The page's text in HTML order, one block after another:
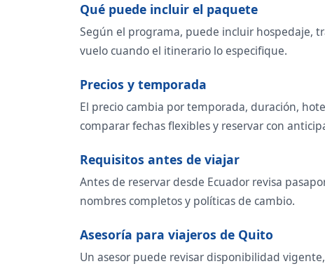
Qué puede incluir el paquete
Según el programa, puede incluir hospedaje,
vuelo cuando el itinerario lo especifique.
Precios y temporada
El precio cambia por temporada, duración,
comparar fechas flexibles y reservar con
Requisitos antes de viajar
Antes de reservar desde Ecuador revisa
nombres completos y políticas de cambio.
Asesoría para viajeros de Quito
Un asesor puede revisar disponibilidad